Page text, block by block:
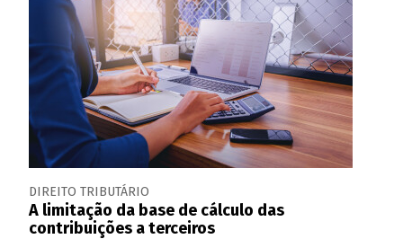
DIREITO TRIBUTÁRIO
A limitação da base de cálculo das
contribuições a terceiros